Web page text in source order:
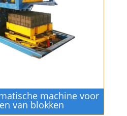
machine voor
van blokken